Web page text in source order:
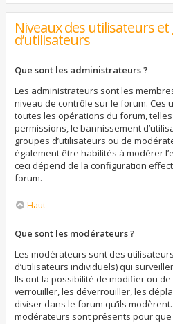
Niveaux des utilisateurs
d’utilisateurs
Que sont les administrateurs ?
Les administrateurs sont les
niveau de contrôle sur le forum. Ces
toutes les opérations du forum,
permissions, le bannissement
groupes d’utilisateurs ou de
également être habilités à modérer
ceci dépend de la configuration
forum.
Haut
Que sont les modérateurs ?
Les modérateurs sont des
d’utilisateurs individuels) qui
Ils ont la possibilité de modifier ou
verrouiller, les déverrouiller, les
diviser dans le forum qu’ils
modérateurs sont présents pour